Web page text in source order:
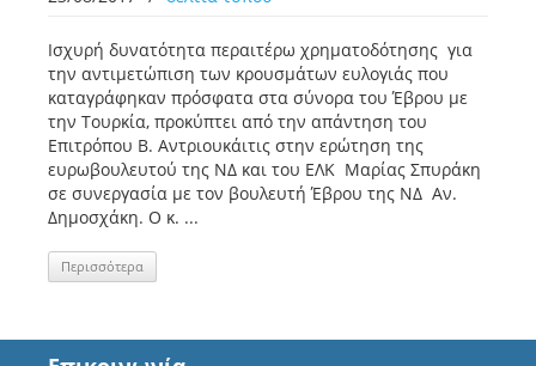
Ισχυρή δυνατότητα περαιτέρω χρηματοδότησης για
την αντιμετώπιση των κρουσμάτων ευλογιάς που
καταγράφηκαν πρόσφατα στα σύνορα του Έβρου με
την Τουρκία, προκύπτει από την απάντηση του
Επιτρόπου Β. Αντριουκάιτις στην ερώτηση της
ευρωβουλευτού της ΝΔ και του ΕΛΚ Μαρίας Σπυράκη
σε συνεργασία με τον βουλευτή Έβρου της ΝΔ Αν.
Δημοσχάκη. Ο κ. ...
Περισσότερα